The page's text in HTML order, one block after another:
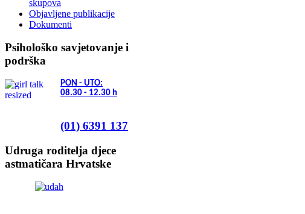
skupova
Objavljene publikacije
Dokumenti
Psihološko savjetovanje i
podrška
PON - UTO:
08.30 - 12.30 h
(01) 6391 137
Udruga roditelja djece
astmatičara Hrvatske